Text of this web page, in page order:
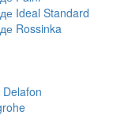
Ideal Standard
Rossinka